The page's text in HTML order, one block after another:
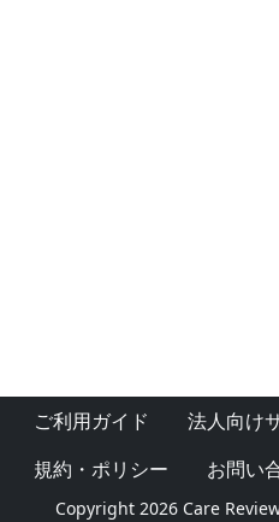
ご利用ガイド 法人向け
規約・ポリシー
お問い
Copyright 2026 Care